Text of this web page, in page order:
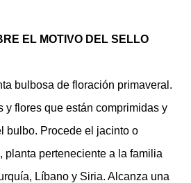
EL MOTIVO DEL SELLO
bulbosa de floración primaveral.
y flores que están comprimidas y
bulbo. Procede el jacinto o
planta perteneciente a la familia
Líbano y Siria. Alcanza una